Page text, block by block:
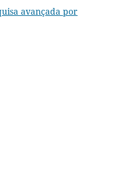
avançada por